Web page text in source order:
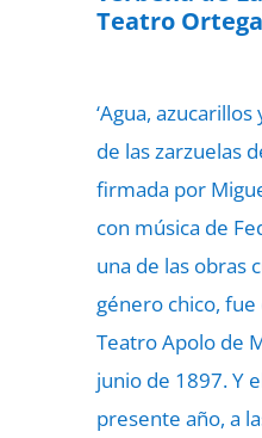
Teatro
‘Agua,
de las zarzuelas
firmada por
con música de
una de las obras
género chico,
Teatro Apolo de
junio de 1897. Y
presente año, a